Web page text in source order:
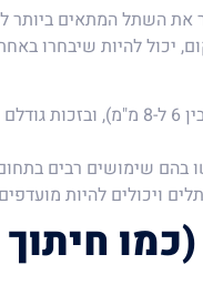
את השתל המתאים ביותר
יכול להיות שיבחרו
: הם בעלי אורך מקוצר (לרוב בין 6
בהם שימושים רבים
ויכולים להיות